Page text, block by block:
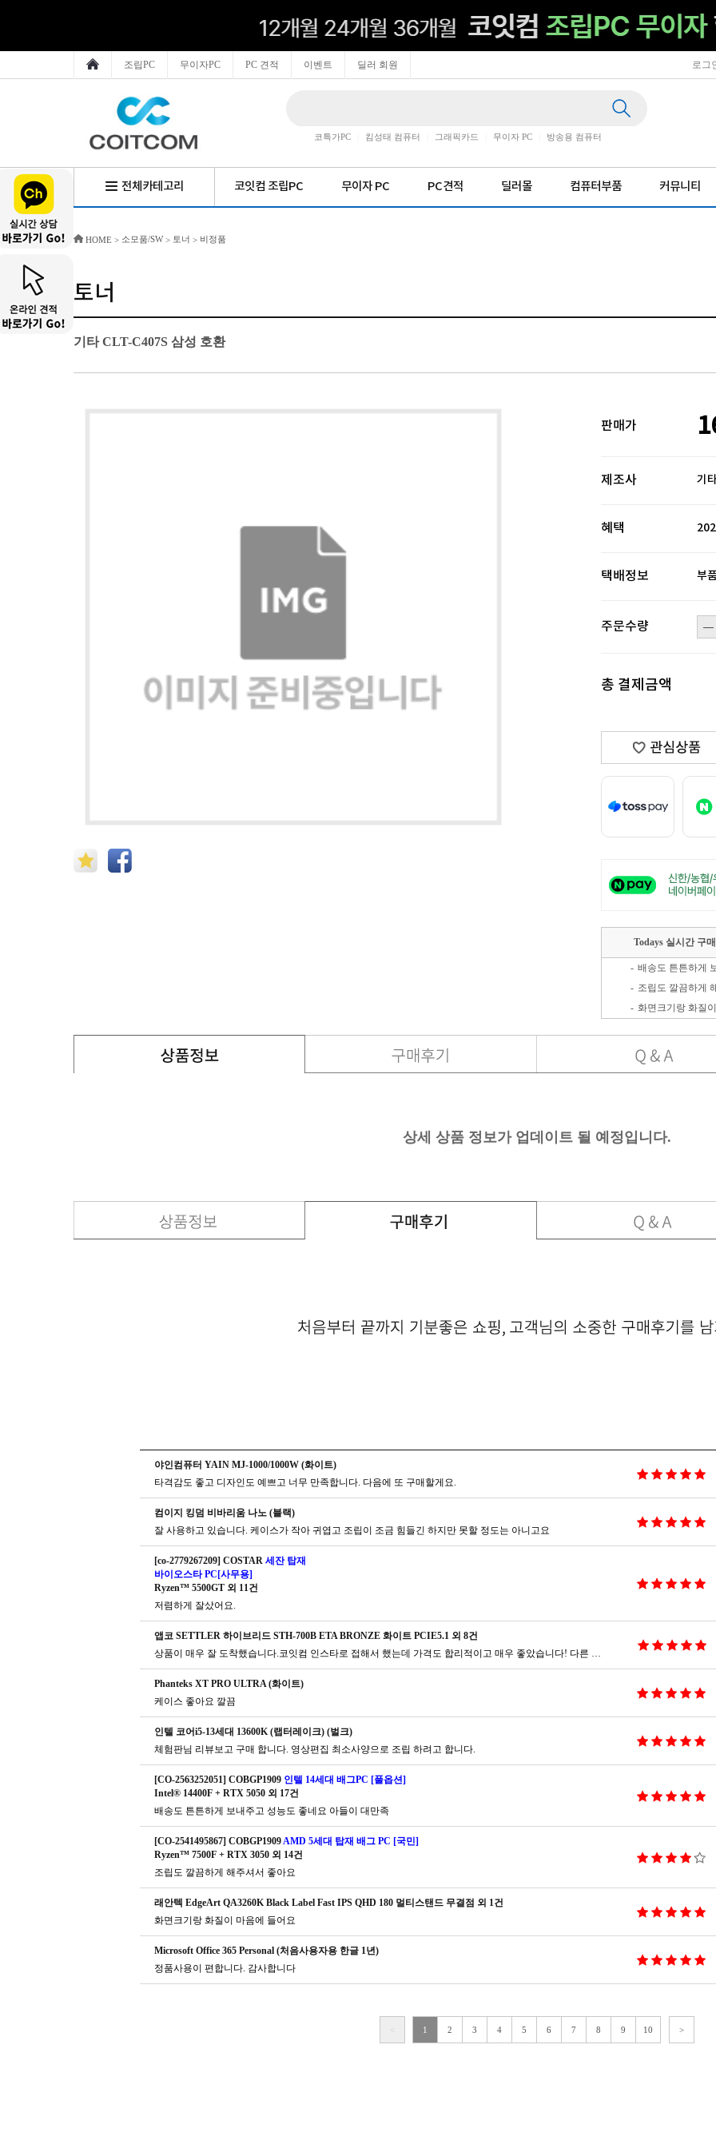
조립PC 무이자PC PC 견적 이벤트 딜러 회원 로그
코특가PC 킴성태 컴퓨터 그래픽카드 무이자 PC 방송용 컴퓨터
전체카테고리 코잇컴 조립PC 무이자 PC PC견적 딜러몰 컴퓨터부품 커뮤니티
HOME > 소모품/SW> 토너 > 비정품
토너
기타 CLT-C407S 삼성 호환
판매가
제조사 기
혜택
택배정보 부
주문수량
총 결제금액
Todays 실시간 구
-
- 조립도 깔끔하게
- 화면크기랑 화질
저렴하게 잘샀어요.
상세 상품 정보가 업데이트 될 예정입니다.
야인컴퓨터 YAIN MJ-1000/1000W (화이트)
타격감도 좋고 디자인도 예쁘고 너무 만족합니다. 다음에 또 구매할게요.
컴이지 킹덤 비바리움 나노 (블랙)
잘 사용하고 있습니다. 케이스가 작아 귀엽고 조립이 조금 힘들긴 하지만 못할 정도는 아니고요
[co-2779267209] COSTAR 세잔 탑재
바이오스타 PC[사무용]
Ryzen™ 5500GT 외 11건
저렴하게 잘샀어요.
앱코 SETTLER 하이브리드 STH-700B ETA BRONZE 화이트 PCIE5.1 외 8건
상품이 매우 잘 도착했습니다.코잇컴 인스타로 접해서 했는데 가격도 합리적이고 매우 좋았습니다! 다른 지인들한테도 추천해주고 싶을 정도록 매우 만족스럽습니다ㅎㅎ
Phanteks XT PRO ULTRA (화이트)
케이스 좋아요 깔끔
인텔 코어i5-13세대 13600K (랩터레이크) (벌크)
체험판님 리뷰보고 구매 합니다. 영상편집 최소사양으로 조립 하려고 합니다.
[CO-2563252051] COBGP1909 인텔 14세대 배그PC [풀옵션]
Intel® 14400F + RTX 5050 외 17건
배송도 튼튼하게 보내주고 성능도 좋네요 아들이 대만족
[CO-2541495867] COBGP1909AMD 5세대 탑재 배그 PC [국민]
Ryzen™ 7500F + RTX 3050 외 14건
조립도 깔끔하게 해주셔서 좋아요
래안텍 EdgeArt QA3260K Black Label Fast IPS QHD 180 멀티스탠드 무결점 외 1건
화면크기랑 화질이 마음에 들어요
Microsoft Office 365 Personal (처음사용자용 한글 1년)
정품사용이 편합니다. 감사합니다
< 1 2 3 4 5 6 7 8 9 10 >